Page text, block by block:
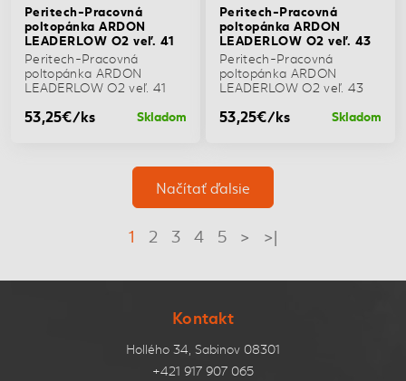
Peritech-Pracovná
poltopánka ARDON
LEADERLOW O2 veľ. 41
Peritech-Pracovná
poltopánka ARDON
LEADERLOW O2 veľ. 41
53,25€/ks Skladom
Peritech-Pracovná
poltopánka ARDON
LEADERLOW O2 veľ. 43
Peritech-Pracovná
poltopánka ARDON
LEADERLOW O2 veľ. 43
53,25€/ks Skladom
Načítať ďalsie
1 2 3 4 5 > >|
Kontakt
Hollého 34, Sabinov 08301
+421 917 907 065